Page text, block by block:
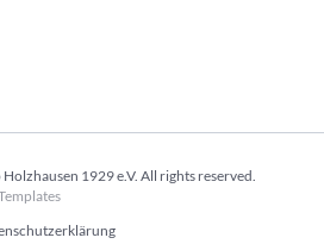
1929 e.V. All rights reserved.